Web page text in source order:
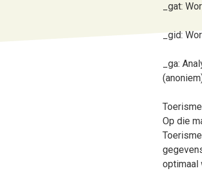
_gat:
_gid:
_ga:
Op die
optimaal